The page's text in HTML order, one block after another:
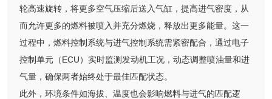
轮高速旋转，将更多空气压缩后送入气缸，提高进气密度，从
而允许更多的燃料被喷入并充分燃烧，释放出更多能量。这一
过程中，燃料控制系统与进气控制系统需紧密配合，通过电子
控制单元（ECU）实时监测发动机工况，动态调整喷油量和进
气量，确保两者始终处于最佳匹配状态。
此外，环境条件如海拔、温度也会影响燃料与进气的匹配逻